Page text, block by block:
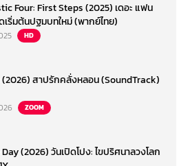
Four: First Steps (2025) เดอะ แฟน
ริ่มต้นปฐมบทใหม่ (พากย์ไทย)
HD
สาปรักคลั่งหลอน (SoundTrack)
ZOOM
(2026) วันเปิดโปง: ไขปริศนาลวงโลก